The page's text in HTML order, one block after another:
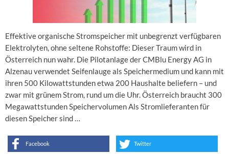
Effektive organische Stromspeicher mit unbegrenzt verfügbaren
Elektrolyten, ohne seltene Rohstoffe: Dieser Traum wird in
Österreich nun wahr. Die Pilotanlage der CMBlu Energy AG in
Alzenau verwendet Seifenlauge als Speichermedium und kann mit
ihren 500 Kilowattstunden etwa 200 Haushalte beliefern – und
zwar mit grünem Strom, rund um die Uhr. Österreich braucht 300
Megawattstunden Speichervolumen Als Stromlieferanten für
diesen Speicher sind …
Facebook Twitter